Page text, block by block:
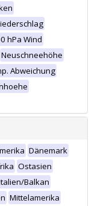
hPa Wind
Neuschneehöhe
Abweichung
Dänemark
Ostasien
Balkan
Mittelamerika